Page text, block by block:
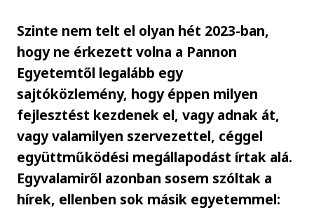
Szinte nem telt el olyan hét 2023-ban,
hogy ne érkezett volna a Pannon
Egyetemtől legalább egy
sajtóközlemény, hogy éppen milyen
fejlesztést kezdenek el, vagy adnak át,
vagy valamilyen szervezettel, céggel
együttműködési megállapodást írtak alá.
Egyvalamiről azonban sosem szóltak a
hírek, ellenben sok másik egyetemmel: